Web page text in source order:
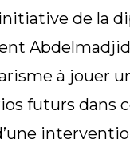
de la
Abdelmadjid
à jouer
futurs dans